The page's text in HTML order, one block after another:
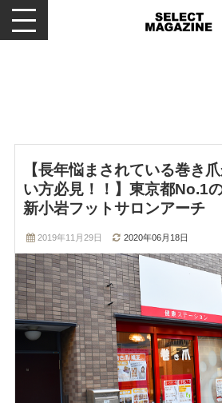
メニューを開閉する
【長年悩まされている巻き
い方必見！！】東京都No.1
新小岩フットサロンアーチ
2019年11月29日 2020年06月18日